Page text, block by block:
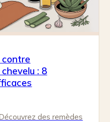
contre
: 8
des remèdes